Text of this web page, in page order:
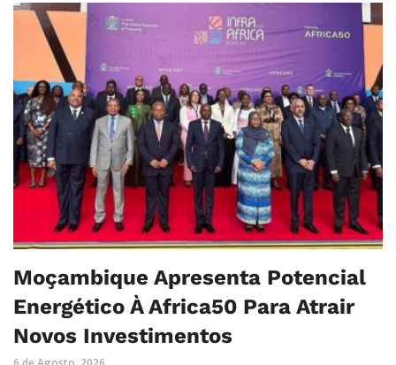
Moçambique Apresenta Potencial
Energético À Africa50 Para Atrair
Novos Investimentos